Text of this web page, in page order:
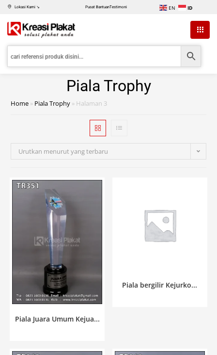
Lokasi Kami ↘ Pusat BantuanTestimoni EN ID
Piala Trophy
Home » Piala Trophy » Halaman 3
Urutkan menurut yang terbaru
Piala Juara Umum Kejua...
Piala bergilir Kejurko...